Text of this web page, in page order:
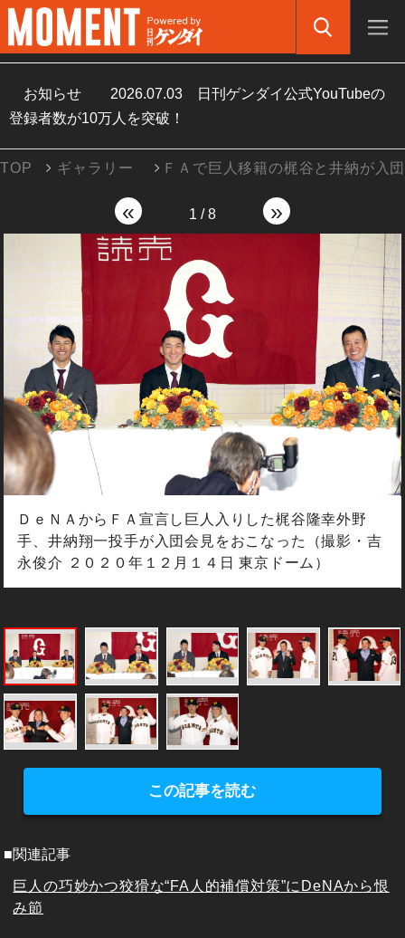
お知らせ 2026.07.03
日刊ゲンダイ公式YouTubeの
登録者数が10万人を突破！
TOP ギャラリー ＦＡで巨人移籍の梶谷と井納が入
«
ＤｅＮＡからＦＡ宣言し巨人入りした梶谷隆幸外野
手、井納翔一投手が入団会見をおこなった（撮影・吉
永俊介 ２０２０年１２月１４日 東京ドーム）
»
1 /8
この記事を読む
■関連記事
巨人の巧妙かつ狡猾な“FA人的補償対策”にDeNAから恨
み節